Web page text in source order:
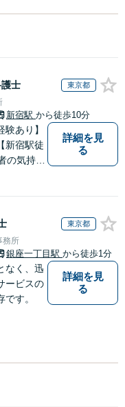
士 東京都
新宿駅 から徒歩10分
験あり】
新宿駅徒
の気持ち
詳細を見
る
東京都
務所
銀座一丁目駅 から徒歩1分
なく、迅
ービスの
す。
詳細を見
る